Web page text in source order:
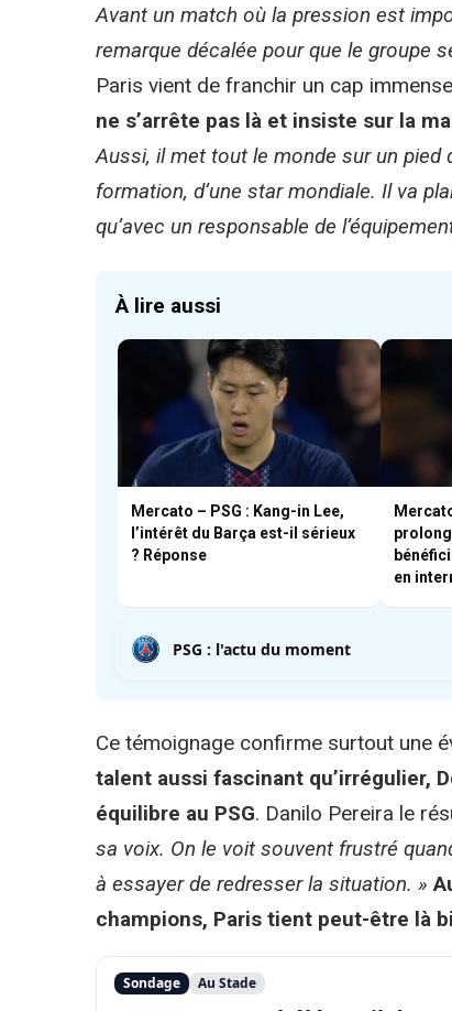
Avant un match où la pression est
remarque décalée pour que le groupe
Paris vient de franchir un cap
ne s’arrête pas là et insiste sur la
Aussi, il met tout le monde sur un pied
formation, d’une star mondiale. Il va
qu’avec un responsable de
À lire aussi
Mercato – PSG : Kang-in Lee,
l’intérêt du Barça est-il sérieux
? Réponse
en
PSG : l'actu du moment
Ce témoignage confirme surtout une
talent aussi fascinant qu’irrégulier,
équilibre au PSG. Danilo Pereira le
sa voix. On le voit souvent frustré
à essayer de redresser la situation. »
champions, Paris tient peut-être là
Sondage Au Stade